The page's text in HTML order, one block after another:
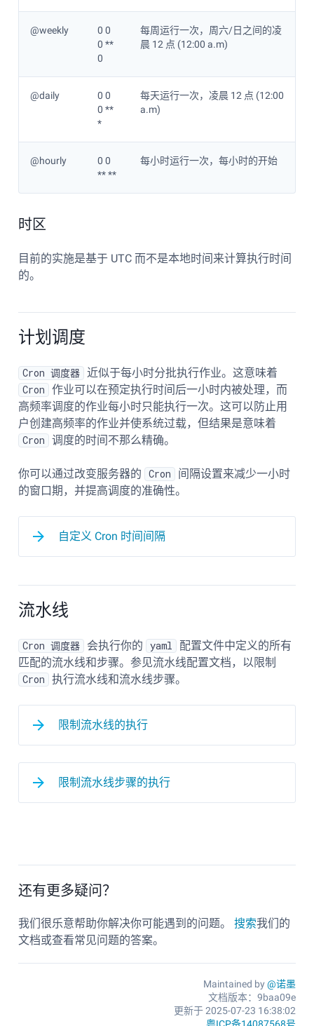
@weekly
0 0
0 **
0
每周运行一次，周六/日之间的凌
晨 12 点 (12:00 a.m)
@daily
0 0
0 **
*
每天运行一次，凌晨 12 点 (12:00
a.m)
@hourly
0 0
** **
每小时运行一次，每小时的开始
时区
目前的实施是基于 UTC 而不是本地时间来计算执行时间
的。
计划调度
Cron 调度器 近似于每小时分批执行作业。这意味着
Cron 作业可以在预定执行时间后一小时内被处理，而
高频率调度的作业每小时只能执行一次。这可以防止用
户创建高频率的作业并使系统过载，但结果是意味着
Cron 调度的时间不那么精确。
你可以通过改变服务器的 Cron
间隔设置来减少一小时
的窗口期，并提高调度的准确性。
自定义 Cron 时间间隔
流水线
Cron 调度器 会执行你的 yaml
配置文件中定义的所有
匹配的流水线和步骤。参见流水线配置文档，以限制
Cron 执行流水线和流水线步骤。
限制流水线的执行
限制流水线步骤的执行
还有更多疑问？
我们很乐意帮助你解决你可能遇到的问题。 搜索我们的
文档或查看常见问题的答案。
Maintained by @诺墨
文档版本：9baa09e
更新于 2025-07-23 16:38:02